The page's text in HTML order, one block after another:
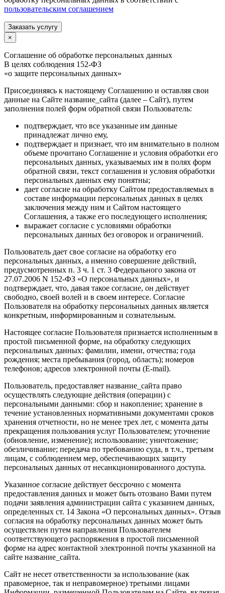
пользовательским соглашением
Заказать услугу
×
Соглашение об обработке персональных данных
В целях соблюдения 152-ФЗ
«о защите персональных данных»
Присоединяясь к настоящему Соглашению и оставляя свои
данные на Сайте название_сайта (далее – Сайт), путем
заполнения полей форм обратной связи Пользователь:
подтверждает, что все указанные им данные
принадлежат лично ему,
подтверждает и признает, что им внимательно в полном
объеме прочитано Соглашение и условия обработки его
персональных данных, указываемых им в полях форм
обратной связи, текст соглашения и условия обработки
персональных данных ему понятны;
дает согласие на обработку Сайтом предоставляемых в
составе информации персональных данных в целях
заключения между ним и Сайтом настоящего
Соглашения, а также его последующего исполнения;
выражает согласие с условиями обработки
персональных данных без оговорок и ограничений.
Пользователь дает свое согласие на обработку его
персональных данных, а именно совершение действий,
предусмотренных п. 3 ч. 1 ст. 3 Федерального закона от
27.07.2006 N 152-ФЗ «О персональных данных», и
подтверждает, что, давая такое согласие, он действует
свободно, своей волей и в своем интересе. Согласие
Пользователя на обработку персональных данных является
конкретным, информированным и сознательным.
Настоящее согласие Пользователя признается исполненным в
простой письменной форме, на обработку следующих
персональных данных: фамилии, имени, отчества; года
рождения; места пребывания (город, область); номеров
телефонов; адресов электронной почты (E-mail).
Пользователь, предоставляет название_сайта право
осуществлять следующие действия (операции) с
персональными данными: сбор и накопление; хранение в
течение установленных нормативными документами сроков
хранения отчетности, но не менее трех лет, с момента даты
прекращения пользования услуг Пользователем; уточнение
(обновление, изменение); использование; уничтожение;
обезличивание; передача по требованию суда, в т.ч., третьим
лицам, с соблюдением мер, обеспечивающих защиту
персональных данных от несанкционированного доступа.
Указанное согласие действует бессрочно с момента
предоставления данных и может быть отозвано Вами путем
подачи заявления администрации сайта с указанием данных,
определенных ст. 14 Закона «О персональных данных». Отзыв
согласия на обработку персональных данных может быть
осуществлен путем направления Пользователем
соответствующего распоряжения в простой письменной
форме на адрес контактной электронной почты указанной на
сайте название_сайта.
Сайт не несет ответственности за использование (как
правомерное, так и неправомерное) третьими лицами